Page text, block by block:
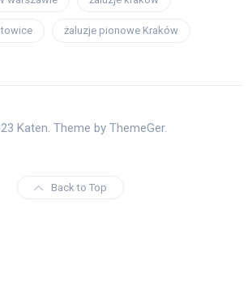
żaluzje pionowe Kraków
Katen. Theme by ThemeGer.
Back to Top